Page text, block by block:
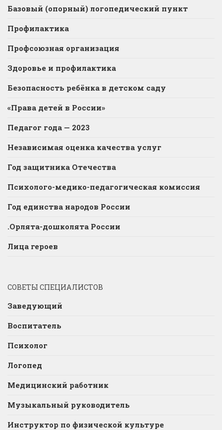
Базовый (опорный) логопедический пункт
Профилактика
Профсоюзная организация
Здоровье и профилактика
Безопасность ребёнка в детском саду
«Права детей в России»
Педагог года — 2023
Независимая оценка качества услуг
Год защитника Отечества
Психолого-медико-педагогическая комиссия
Год единства народов России
.Орлята-дошколята России
Лица героев
СОВЕТЫ СПЕЦИАЛИСТОВ
Заведующий
Воспитатель
Психолог
Логопед
Медицинский работник
Музыкальный руководитель
Инструктор по физической культуре